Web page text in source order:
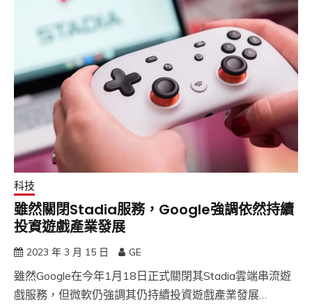
科技
雖然關閉Stadia服務，Google強調依然持續
投資遊戲產業發展
2023 年 3 月 15 日 GE
雖然Google在今年1月18日正式關閉其Stadia雲端串流遊
戲服務，但微軟仍強調其仍持續投資遊戲產業發展…